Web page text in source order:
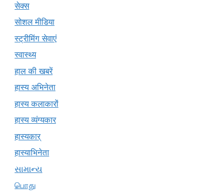
सेक्स
सोशल मीडिया
स्ट्रीमिंग सेवाएं
स्वास्थ्य
हाल की खबरें
हास्य अभिनेता
हास्य कलाकारों
हास्य व्यंग्यकार
हास्यकार्
हास्याभिनेता
સામાન્ય
பொது